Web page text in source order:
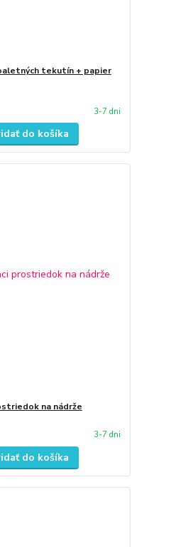
tekutín + papier
3-7 dni
do košíka
na nádrže
3-7 dni
do košíka